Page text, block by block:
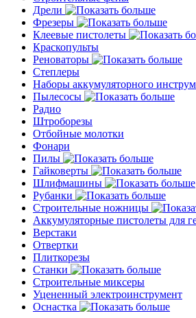
Дрели
Фрезеры
Клеевые пистолеты
Краскопульты
Реноваторы
Степлеры
Наборы аккумуляторного
Пылесосы
Радио
Штроборезы
Отбойные молотки
Фонари
Пилы
Гайковерты
Шлифмашины
Рубанки
Строительные ножницы
Аккумуляторные пистолеты для
Верстаки
Отвертки
Плиткорезы
Станки
Строительные миксеры
Уцененный электроинструмент
Оснастка